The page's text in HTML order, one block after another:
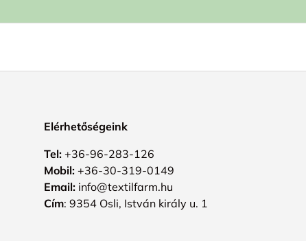
Elérhetőségeink
Tel: +36-96-283-126
Mobil: +36-30-319-0149
Email: info@textilfarm.hu
Cím: 9354 Osli, István király u. 1